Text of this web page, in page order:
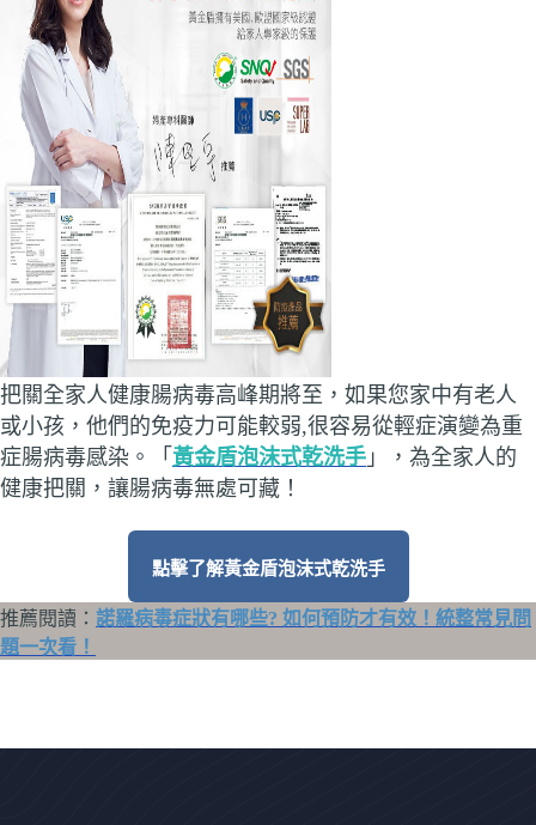
把關全家人健康腸病毒高峰期將至，如果您家中有老人
或小孩，他們的免疫力可能較弱,很容易從輕症演變為重
症腸病毒感染。「 黃金盾泡沫式乾洗手 」，為全家人的
健康把關，讓腸病毒無處可藏！
點擊了解黃金盾泡沫式乾洗手
推薦閱讀： 諾羅病毒症狀有哪些? 如何預防才有效！統整常見問
題一次看！